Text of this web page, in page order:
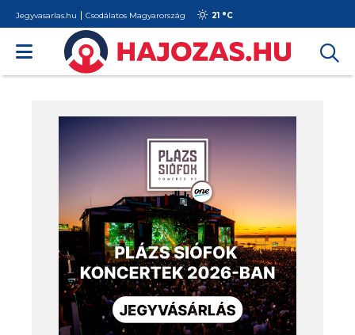
Jegyvasarlas.hu Csodálatos Magyarország 21 °C